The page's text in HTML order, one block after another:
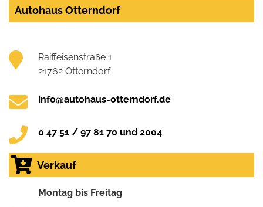
Autohaus Otterndorf
Raiffeisenstraße 1
21762 Otterndorf
info@autohaus-otterndorf.de
0 47 51 / 97 81 70 und 2004
Verkauf
Montag bis Freitag